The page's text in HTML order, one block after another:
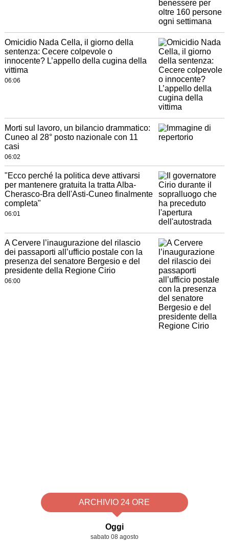
Omicidio Nada Cella, il giorno della
sentenza: Cecere colpevole o
innocente? L’appello della cugina della
vittima
06:06
Morti sul lavoro, un bilancio drammatico:
Cuneo al 28° posto nazionale con 11
casi
06:02
"Ecco perché la politica deve attivarsi
per mantenere gratuita la tratta Alba-
Cherasco-Bra dell'Asti-Cuneo finalmente
completa"
06:01
A Cervere l’inaugurazione del rilascio
dei passaporti all’ufficio postale con la
presenza del senatore Bergesio e del
presidente della Regione Cirio
06:00
ARCHIVIO 24 ORE
Oggi
sabato 08 agosto